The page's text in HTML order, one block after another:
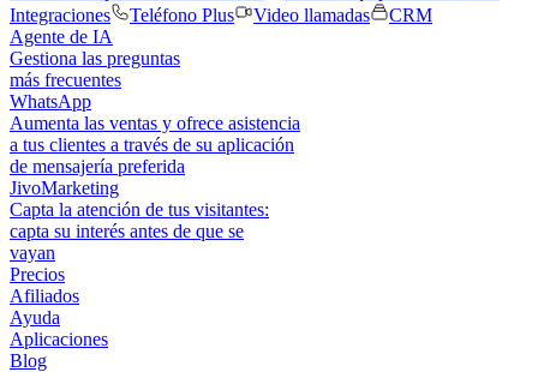
Integraciones
Teléfono Plus Video llamadas
CRM
Agente de IA
Gestiona las preguntas
más frecuentes
WhatsApp
Aumenta las ventas y ofrece asistencia
a tus clientes a través de su aplicación
de mensajería preferida
JivoMarketing
Capta la atención de tus visitantes:
capta su interés antes de que se
vayan
Precios
Afiliados
Ayuda
Aplicaciones
Blog